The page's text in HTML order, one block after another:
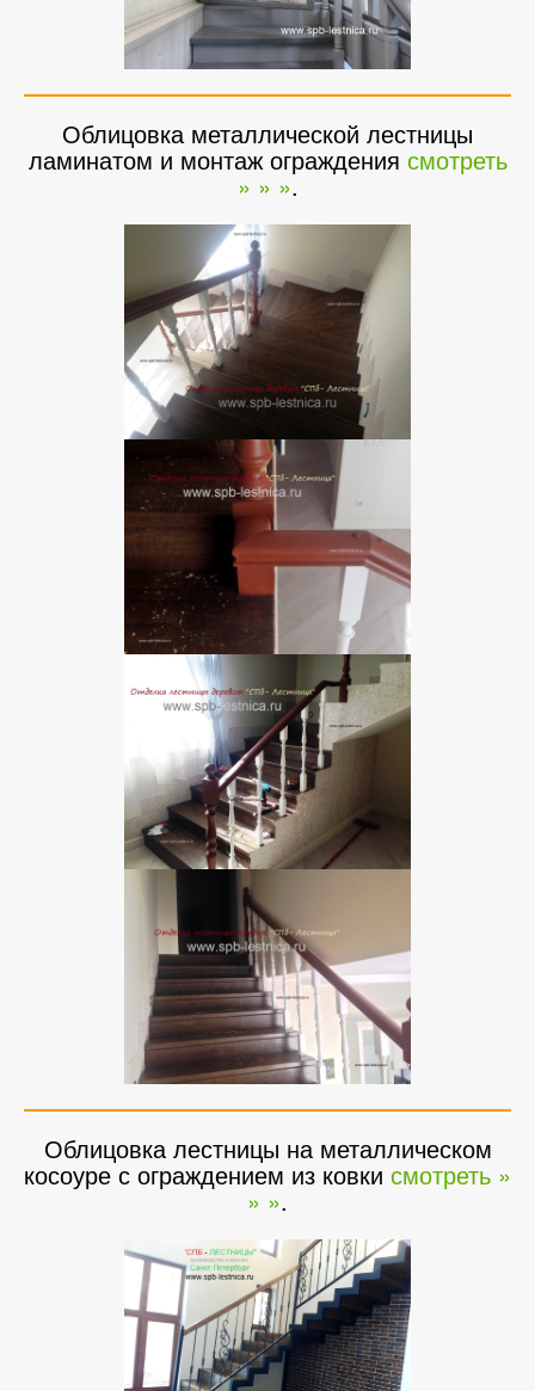
Облицовка металлической лестницы
ламинатом и монтаж ограждения смотреть
» » ».
Облицовка лестницы на металлическом
косоуре с ограждением из ковки смотреть »
» ».